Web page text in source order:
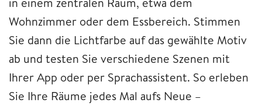
Wohnzimmer oder dem Essbereich. Stimmen
Sie dann die Lichtfarbe auf das gewählte Motiv
ab und testen Sie verschiedene Szenen mit
Ihrer App oder per Sprachassistent. So erleben
Sie Ihre Räume jedes Mal aufs Neue –